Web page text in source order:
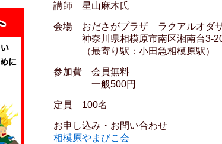
講師 星山麻木氏
会場 おださがプラザ ラクアルオダ
神奈川県相模原市南区湘南台3-
（最寄り駅：小田急相模原駅）
参加費 会員無料
一般500円
定員 100名
お申し込み・お問い合わせ
相模原やまびこ会